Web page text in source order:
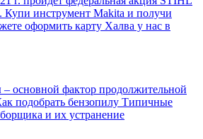
Купи инструмент Makita и получи
оформить карту Халва у нас в
основной фактор продолжительной
подобрать бензопилу Типичные
и их устранение